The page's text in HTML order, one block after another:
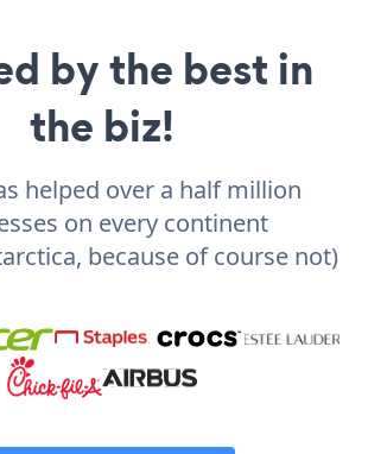
by the best in
the biz!
helped over a half million
on every continent
because of course not)